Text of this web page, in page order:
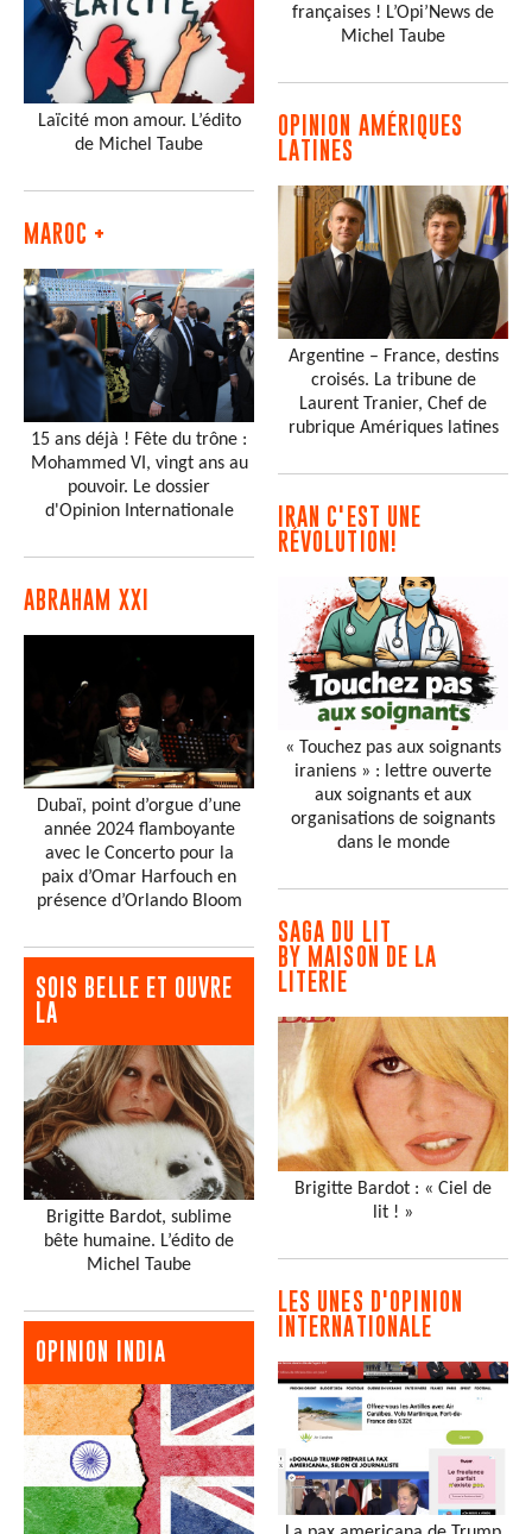
Laïcité mon amour. L’édito
de Michel Taube
MAROC +
15 ans déjà ! Fête du trône :
Mohammed VI, vingt ans au
pouvoir. Le dossier
d'Opinion Internationale
ABRAHAM XXI
Dubaï, point d’orgue d’une
année 2024 flamboyante
avec le Concerto pour la
paix d’Omar Harfouch en
présence d’Orlando Bloom
SOIS BELLE ET OUVRE
LA
Brigitte Bardot, sublime
bête humaine. L’édito de
Michel Taube
OPINION INDIA
françaises ! L’Opi’News de
Michel Taube
OPINION AMÉRIQUES
LATINES
Argentine – France, destins
croisés. La tribune de
Laurent Tranier, Chef de
rubrique Amériques latines
IRAN C'EST UNE
RÉVOLUTION!
« Touchez pas aux soignants
iraniens » : lettre ouverte
aux soignants et aux
organisations de soignants
dans le monde
SAGA DU LIT
BY MAISON DE LA
LITERIE
Brigitte Bardot : « Ciel de
lit ! »
LES UNES D'OPINION
INTERNATIONALE